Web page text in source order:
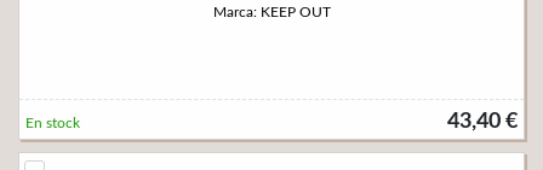
Marca: KEEP OUT
43,40 €
En stock